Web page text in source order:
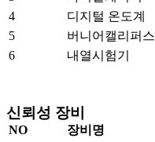
4
디지털 온도계
5
버니어캘리퍼스
6
내열시험기
신뢰성 장비
NO 장비명